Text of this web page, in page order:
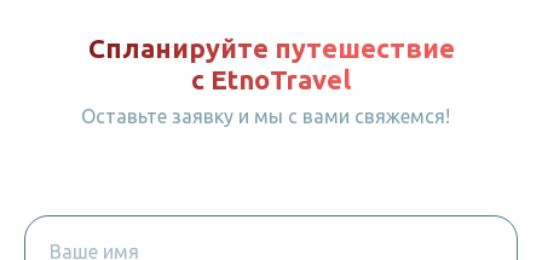
Спланируйте путешествие
с EtnoTravel
Оставьте заявку и мы с вами свяжемся!